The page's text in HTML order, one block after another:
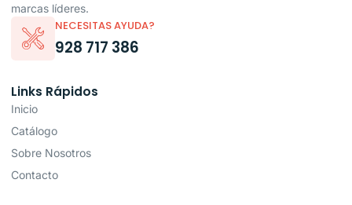
marcas líderes.
NECESITAS AYUDA?
928 717 386
Links Rápidos
Inicio
Catálogo
Sobre Nosotros
Contacto